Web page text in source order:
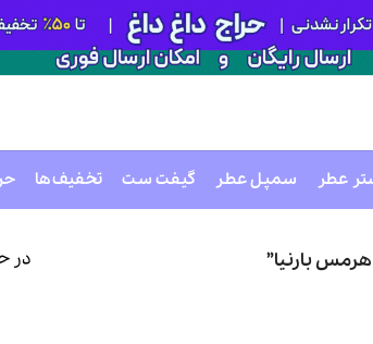
عطر سمپل عطر گیفت ست تخفیف‌ها
بارنیا” در